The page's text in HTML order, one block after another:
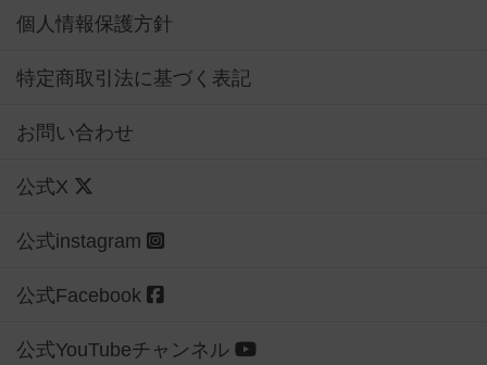
個人情報保護方針
特定商取引法に基づく表記
お問い合わせ
公式X
公式instagram
公式Facebook
公式YouTubeチャンネル